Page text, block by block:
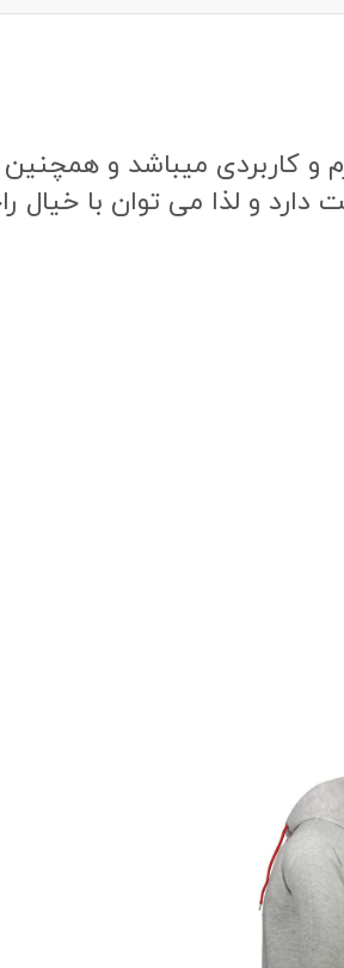
میباشد و همچنین
و لذا می توان با